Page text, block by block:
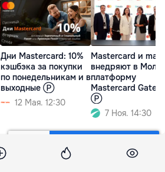
Дни Mastercard: 10%
кэшбэка за покупки
по понедельникам и в
выходные Ⓟ
12 Мая. 12:30
Mastercard и maib
внедряют в
платформу
Mastercard
Ⓟ
7 Ноя. 14:30